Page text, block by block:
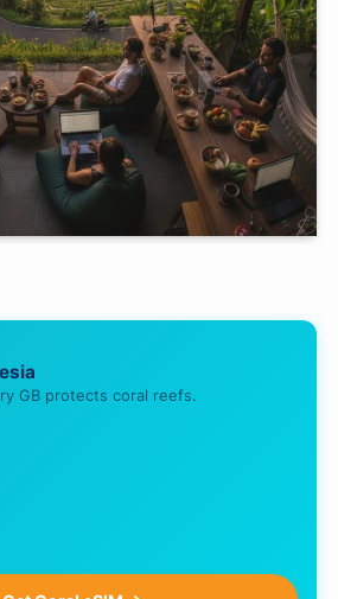
GB protects coral reefs.